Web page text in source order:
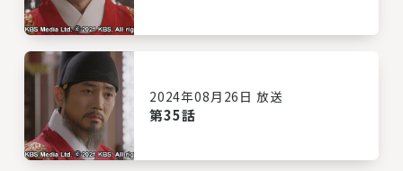
2024年08月26日 放送
第35話